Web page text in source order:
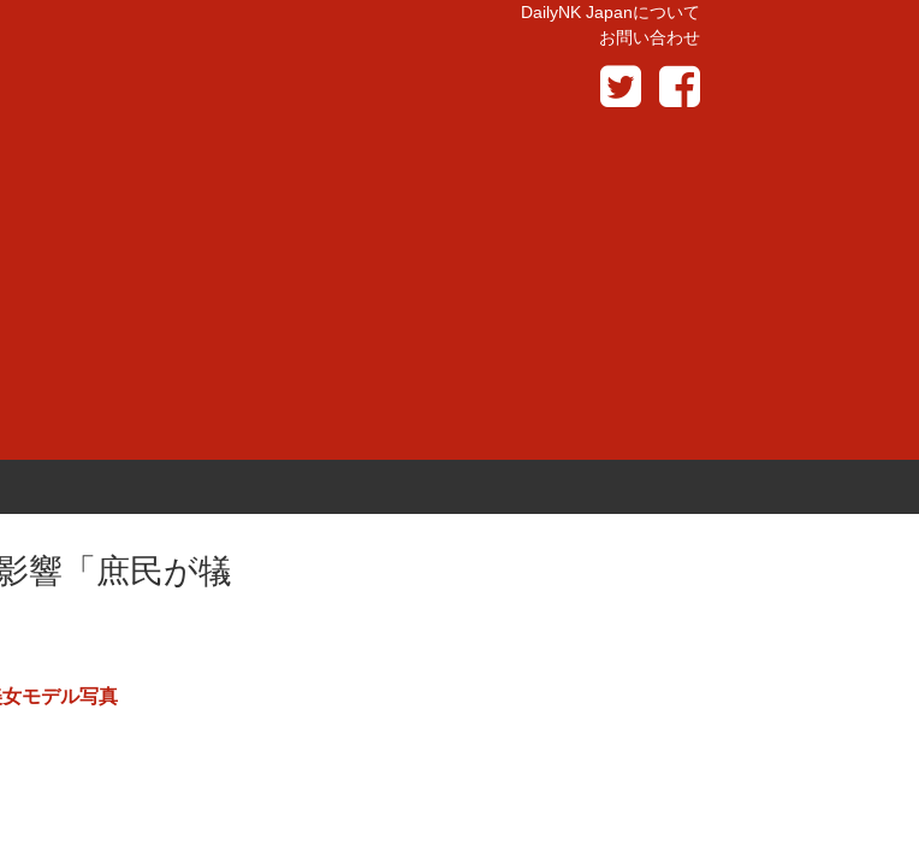
DailyNK Japanについて
お問い合わせ
響「庶民が犠
モデル写真